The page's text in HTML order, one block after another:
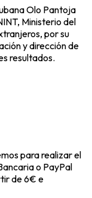
Olo Pantoja
Ministerio del
por su
y dirección de
resultados.
para realizar el
o PayPal
de 6€ e